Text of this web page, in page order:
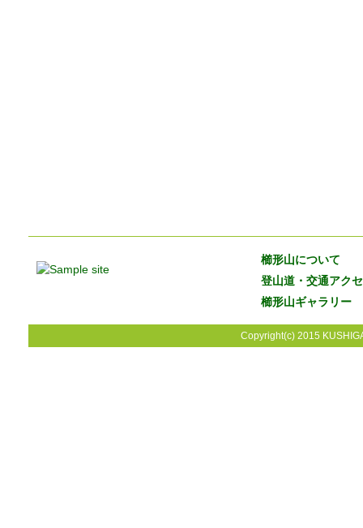
櫛形山について
登山道・交通アク
櫛形山ギャラリー
Copyright(c) 2015